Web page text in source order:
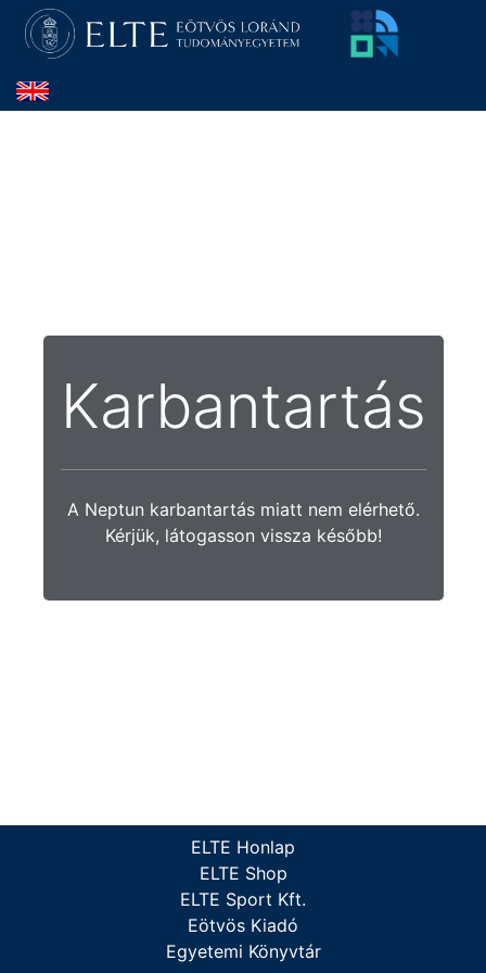
Karbantartás
A Neptun karbantartás miatt nem elérhető.
Kérjük, látogasson vissza később!
ELTE Honlap
ELTE Shop
ELTE Sport Kft.
Eötvös Kiadó
Egyetemi Könyvtár